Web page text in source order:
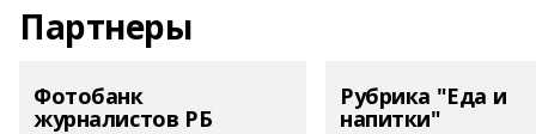
Партнеры
Фотобанк
журналистов РБ
Рубрика "Еда и
напитки"